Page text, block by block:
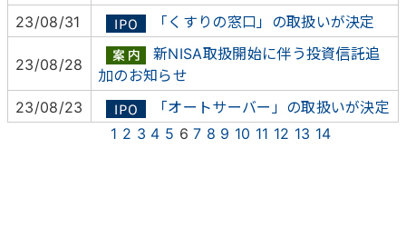
23/08/31
「くすりの窓口」の取扱いが決定
23/08/28
新NISA取扱開始に伴う投資信託追
加のお知らせ
23/08/23
「オートサーバー」の取扱いが決定
1 2 3 4 5 67 8 9 10 11 12 13 14